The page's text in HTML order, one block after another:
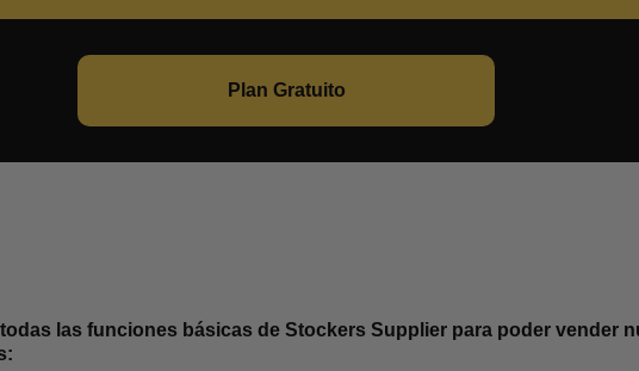
Plan Gratuito
las funciones básicas de Stockers Supplier para poder vender